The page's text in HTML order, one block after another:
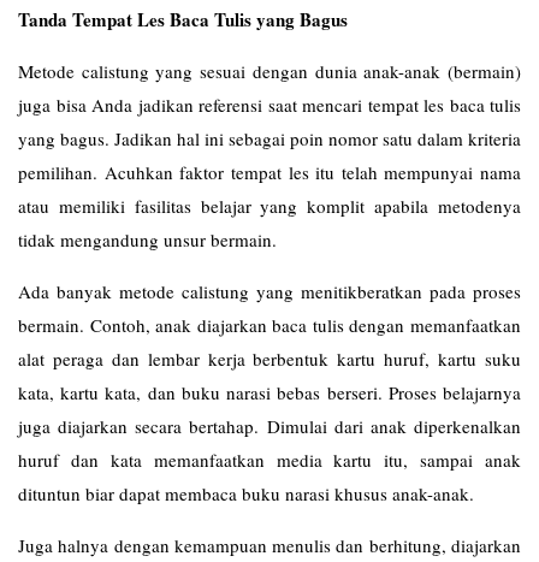
Tanda Tempat Les Baca Tulis yang Bagus
Metode calistung yang sesuai dengan dunia anak-anak (bermain)
juga bisa Anda jadikan referensi saat mencari tempat les baca tulis
yang bagus. Jadikan hal ini sebagai poin nomor satu dalam kriteria
pemilihan. Acuhkan faktor tempat les itu telah mempunyai nama
atau memiliki fasilitas belajar yang komplit apabila metodenya
tidak mengandung unsur bermain.
Ada banyak metode calistung yang menitikberatkan pada proses
bermain. Contoh, anak diajarkan baca tulis dengan memanfaatkan
alat peraga dan lembar kerja berbentuk kartu huruf, kartu suku
kata, kartu kata, dan buku narasi bebas berseri. Proses belajarnya
juga diajarkan secara bertahap. Dimulai dari anak diperkenalkan
huruf dan kata memanfaatkan media kartu itu, sampai anak
dituntun biar dapat membaca buku narasi khusus anak-anak.
Juga halnya dengan kemampuan menulis dan berhitung, diajarkan